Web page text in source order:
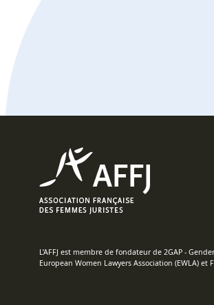
L’AFFJ est membre de fondateur de 2GAP -
European Women Lawyers Association (EWLA) et